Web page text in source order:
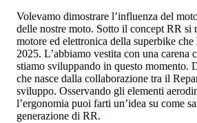
Volevamo dimostrare l’influenza del
delle nostre moto. Sotto il concept RR si
motore ed elettronica della superbike
2025. L’abbiamo vestita con una carena
stiamo sviluppando in questo momento.
che nasce dalla collaborazione tra il
sviluppo. Osservando gli elementi
l’ergonomia puoi farti un’idea su come
generazione di RR.